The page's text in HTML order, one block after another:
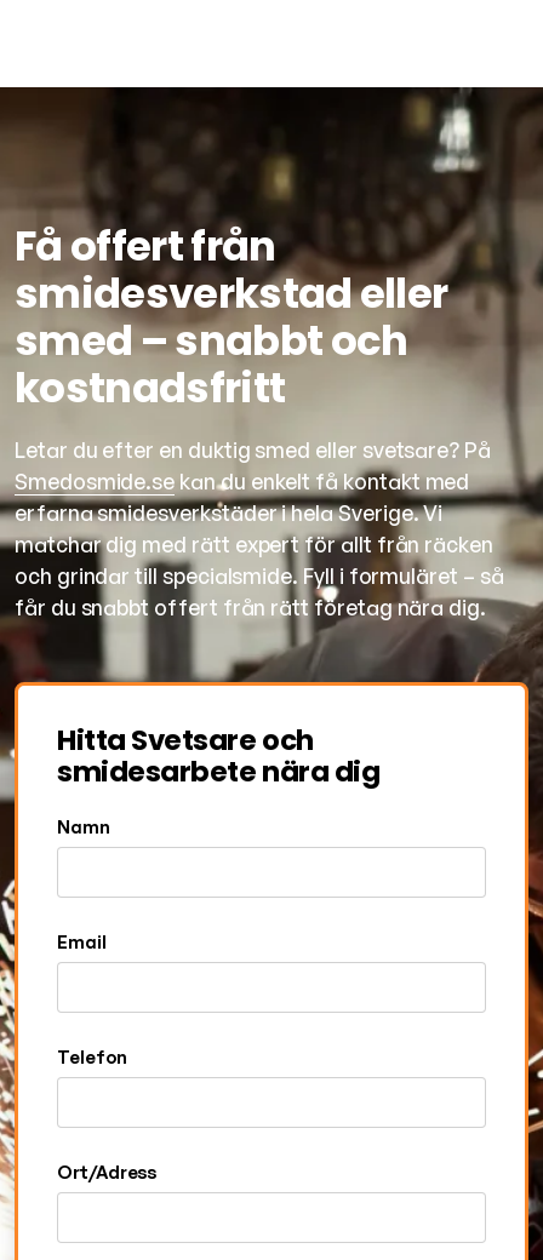
Få offert från
smidesverkstad eller
smed – snabbt och
kostnadsfritt
Letar du efter en duktig smed eller svetsare? På
Smedosmide.se kan du enkelt få kontakt med
erfarna smidesverkstäder i hela Sverige. Vi
matchar dig med rätt expert för allt från räcken
och grindar till specialsmide. Fyll i formuläret – så
får du snabbt offert från rätt företag nära dig.
Hitta Svetsare och
smidesarbete nära dig
Namn
Email
Telefon
Ort/Adress